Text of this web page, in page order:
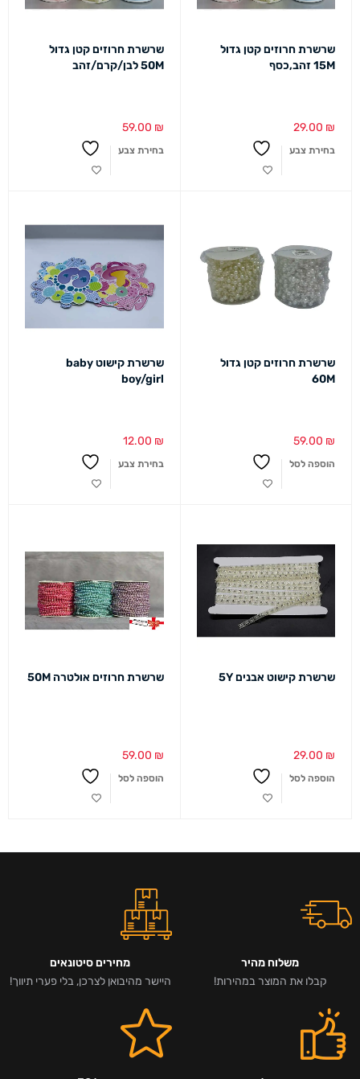
שרשרת חרוזים קטן גדול
15M זהב,כסף
29.00 ₪
בחירת צבע
שרשרת חרוזים קטן גדול
50M לבן/קרם/זהב
59.00 ₪
בחירת צבע
שרשרת חרוזים קטן גדול
60M
59.00 ₪
הוספה לסל
שרשרת קישוט baby
boy/girl
12.00 ₪
בחירת צבע
שרשרת קישוט אבנים 5Y
29.00 ₪
הוספה לסל
שרשרת חרוזים אולטרה 50M
59.00 ₪
הוספה לסל
משלוח מהיר
קבלו את המוצר במהירות!
מחירים סיטונאים
היישר מהיבואן לצרכן, בלי פערי תיווך!